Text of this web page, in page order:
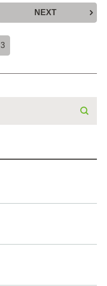
3
NEXT